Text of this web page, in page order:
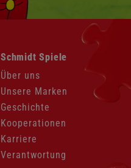
Navigation
überspringen
Schmidt Spiele
Über uns
Unsere Marken
Geschichte
Kooperationen
Karriere
Verantwortung